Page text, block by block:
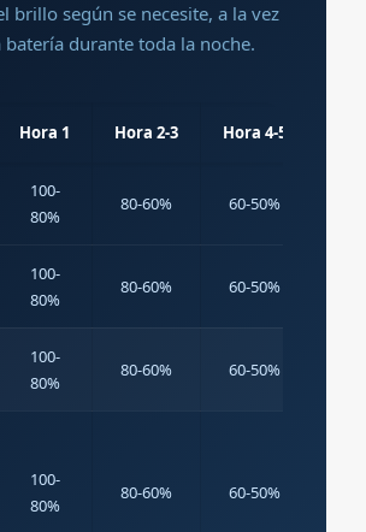
brillo según se necesite, a la vez
batería durante toda la noche.
Hora 1 Hora 2-3 Hora 4-5
100-
80%
80-60% 60-50%
100-
80%
80-60% 60-50%
100-
80%
80-60% 60-50%
100-
80%
80-60% 60-50%